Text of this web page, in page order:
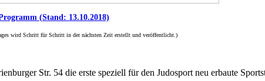
(Stand: 13.10.2018)
wird Schritt für Schritt in der nächsten Zeit erstellt und veröffentlicht.)
Str. 54 die erste speziell für den Judosport neu erbaute